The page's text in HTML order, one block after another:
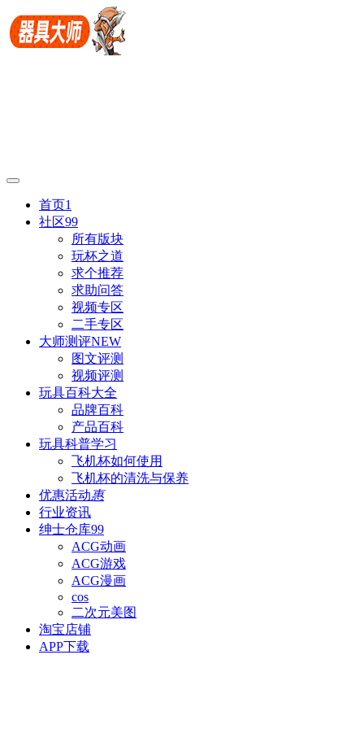
首页1
社区99
所有版块
玩杯之道
求个推荐
求助问答
视频专区
二手专区
大师测评NEW
图文评测
视频评测
玩具百科大全
品牌百科
产品百科
玩具科普学习
飞机杯如何使用
飞机杯的清洗与保养
优惠活动惠
行业资讯
绅士仓库99
ACG动画
ACG游戏
ACG漫画
cos
二次元美图
淘宝店铺
APP下载